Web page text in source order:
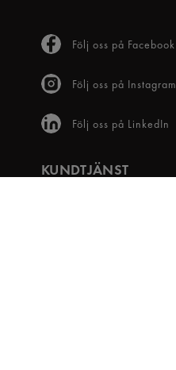
Följ oss på Facebook
Följ oss på Instagram
Följ oss på LinkedIn
KUNDTJÄNST